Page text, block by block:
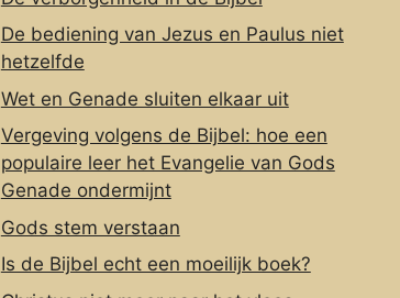
De bediening van Jezus en Paulus niet
hetzelfde
Wet en Genade sluiten elkaar uit
Vergeving volgens de Bijbel: hoe een
populaire leer het Evangelie van Gods
Genade ondermijnt
Gods stem verstaan
Is de Bijbel echt een moeilijk boek?